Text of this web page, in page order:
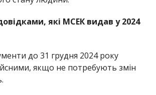
які МСЕК видав у 2024
до 31 грудня 2024 року
якщо не потребують змін